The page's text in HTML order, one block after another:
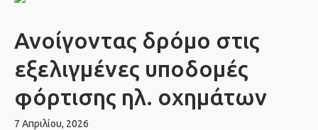
Ανοίγοντας δρόμο στις
εξελιγμένες υποδομές
φόρτισης ηλ. οχημάτων
7 Απριλίου, 2026